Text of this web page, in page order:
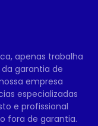
apenas trabalha
garantia de
empresa
especializadas
e profissional
fora de garantia.